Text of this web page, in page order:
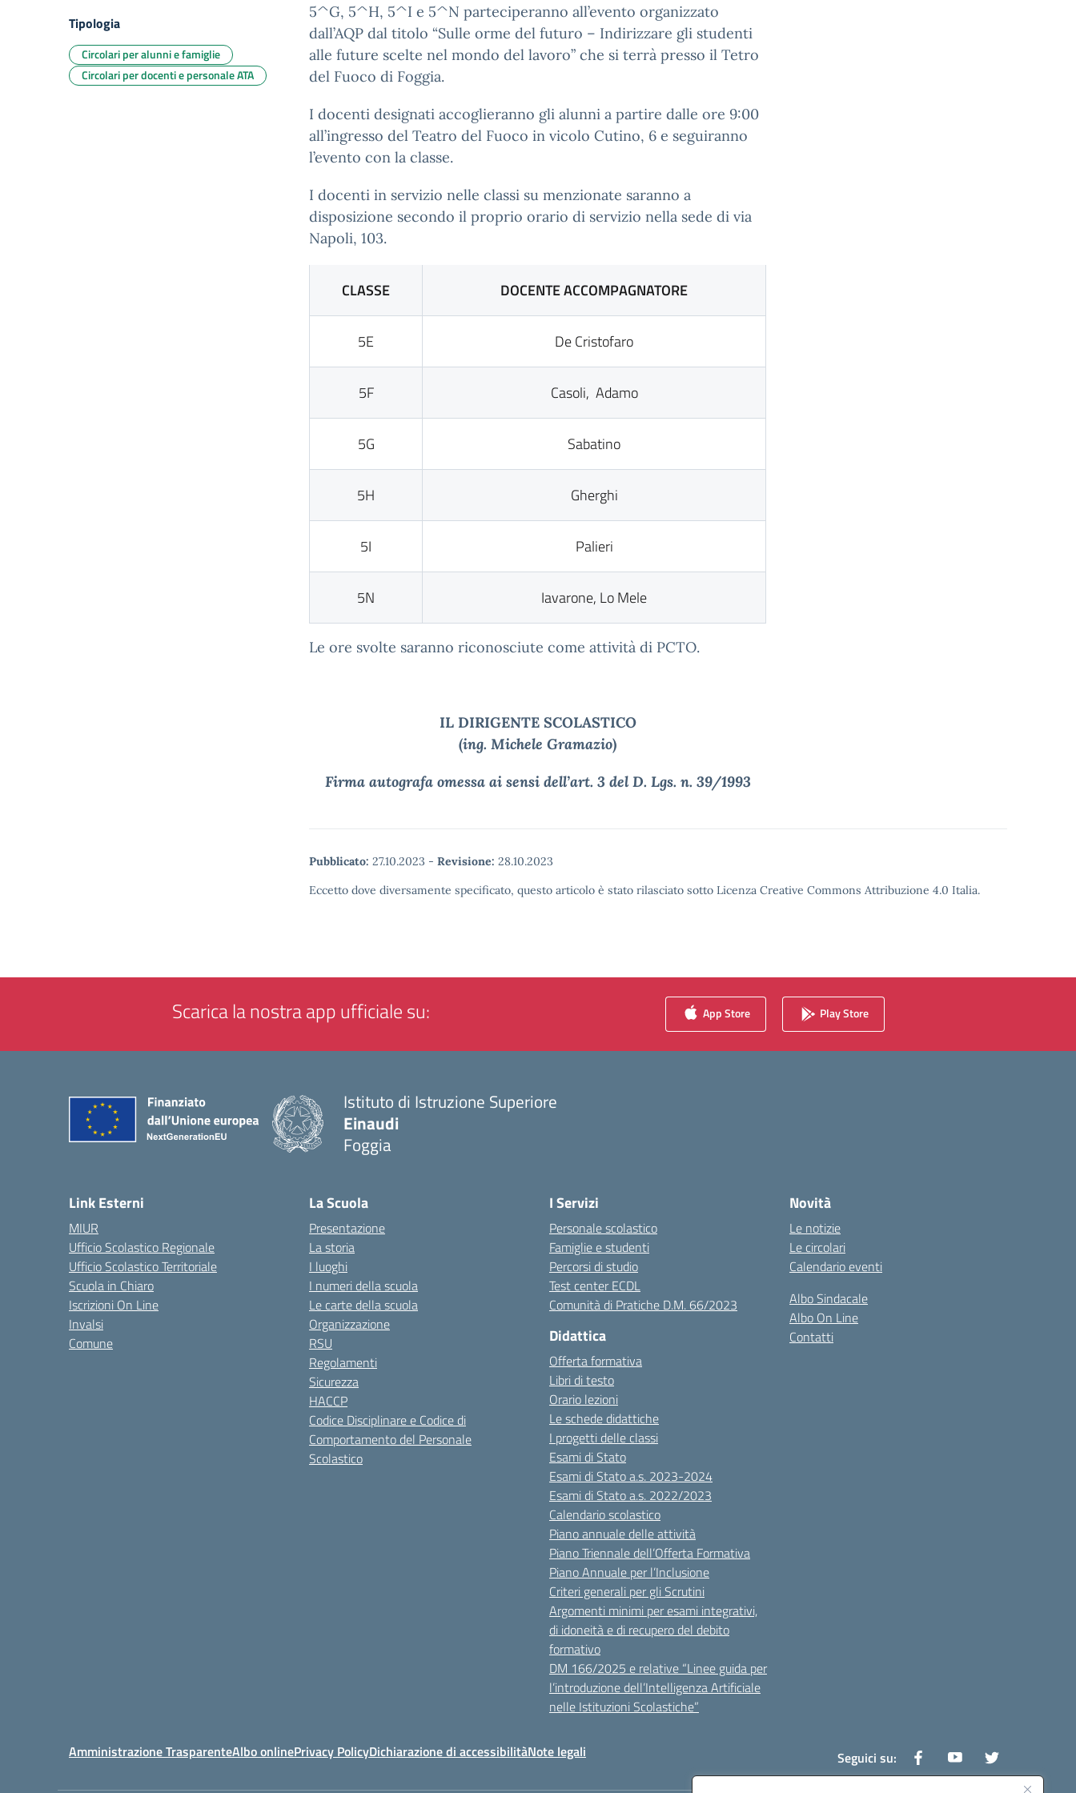
5^G, 5^H, 5^I e 5^N parteciperanno all’evento organizzato
dall’AQP dal titolo “Sulle orme del futuro – Indirizzare gli studenti
alle future scelte nel mondo del lavoro” che si terrà presso il Tetro
del Fuoco di Foggia.
I docenti designati accoglieranno gli alunni a partire dalle ore 9:00
all’ingresso del Teatro del Fuoco in vicolo Cutino, 6 e seguiranno
l’evento con la classe.
I docenti in servizio nelle classi su menzionate saranno a
disposizione secondo il proprio orario di servizio nella sede di via
Napoli, 103.
CLASSE DOCENTE ACCOMPAGNATORE
5E De Cristofaro
5F Casoli, Adamo
5G Sabatino
5H Gherghi
5I Palieri
5N Iavarone, Lo Mele
Le ore svolte saranno riconosciute come attività di PCTO.
IL DIRIGENTE SCOLASTICO
(ing. Michele Gramazio)
Firma autografa omessa ai sensi dell’art. 3 del D. Lgs. n. 39/1993
Pubblicato: 27.10.2023 - Revisione: 28.10.2023
Eccetto dove diversamente specificato, questo articolo è stato rilasciato sotto Licenza Creative Commons Attribuzione 4.0 Italia.
Tipologia
Circolari per alunni e famiglie
Circolari per docenti e personale ATA
Scarica la nostra app ufficiale su: App Store Play Store
Istituto di Istruzione Superiore
Einaudi
Foggia
Link Esterni
MIUR
Ufficio Scolastico Regionale
Ufficio Scolastico Territoriale
Scuola in Chiaro
Iscrizioni On Line
Invalsi
Comune
La Scuola
Presentazione
La storia
I luoghi
I numeri della scuola
Le carte della scuola
Organizzazione
RSU
Regolamenti
Sicurezza
HACCP
Codice Disciplinare e Codice di
Comportamento del Personale
Scolastico
I Servizi
Personale scolastico
Famiglie e studenti
Percorsi di studio
Test center ECDL
Comunità di Pratiche D.M. 66/2023
Didattica
Offerta formativa
Libri di testo
Orario lezioni
Le schede didattiche
I progetti delle classi
Esami di Stato
Esami di Stato a.s. 2023-2024
Esami di Stato a.s. 2022/2023
Calendario scolastico
Piano annuale delle attività
Piano Triennale dell’Offerta Formativa
Piano Annuale per l’Inclusione
Criteri generali per gli Scrutini
Argomenti minimi per esami integrativi,
di idoneità e di recupero del debito
formativo
DM 166/2025 e relative “Linee guida per
l’introduzione dell’Intelligenza Artificiale
nelle Istituzioni Scolastiche”
Novità
Le notizie
Le circolari
Calendario eventi
Albo Sindacale
Albo On Line
Contatti
Amministrazione TrasparenteAlbo onlinePrivacy PolicyDichiarazione di accessibilitàNote legali Seguici su: